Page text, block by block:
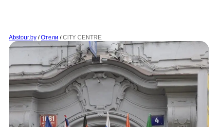
Abstour.by / Отели / CITY CENTRE